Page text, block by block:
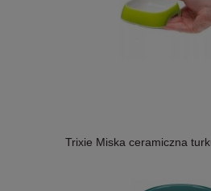
Trixie Miska ceramiczna